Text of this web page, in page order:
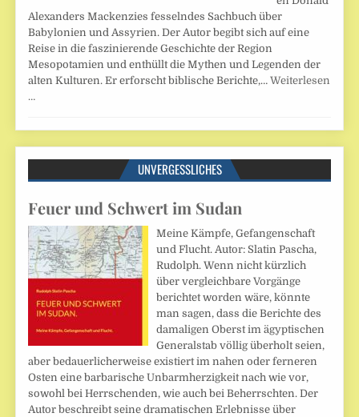
Alexanders Mackenzies fesselndes Sachbuch über
Babylonien und Assyrien. Der Autor begibt sich auf eine
Reise in die faszinierende Geschichte der Region
Mesopotamien und enthüllt die Mythen und Legenden der
alten Kulturen. Er erforscht biblische Berichte,…Weiterlesen
…
UNVERGESSLICHES
Feuer und Schwert im Sudan
Meine Kämpfe, Gefangenschaft
und Flucht. Autor: Slatin Pascha,
Rudolph. Wenn nicht kürzlich
über vergleichbare Vorgänge
berichtet worden wäre, könnte
man sagen, dass die Berichte des
damaligen Oberst im ägyptischen
Generalstab völlig überholt seien,
aber bedauerlicherweise existiert im nahen oder ferneren
Osten eine barbarische Unbarmherzigkeit nach wie vor,
sowohl bei Herrschenden, wie auch bei Beherrschten. Der
Autor beschreibt seine dramatischen Erlebnisse über